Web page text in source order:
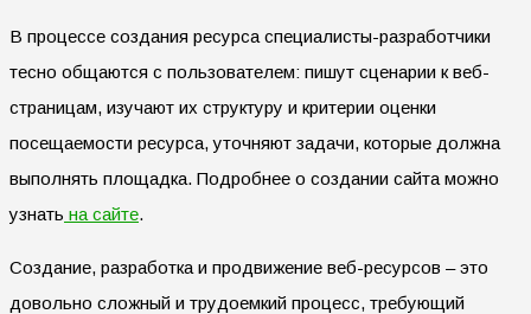
В процессе создания ресурса специалисты-разработчики
тесно общаются с пользователем: пишут сценарии к веб-
страницам, изучают их структуру и критерии оценки
посещаемости ресурса, уточняют задачи, которые должна
выполнять площадка. Подробнее о создании сайта можно
узнать на сайте.
Создание, разработка и продвижение веб-ресурсов – это
довольно сложный и трудоемкий процесс, требующий